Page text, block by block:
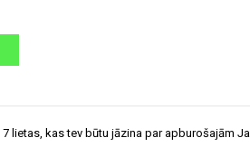
7 lietas, kas tev būtu jāzina par apburošajām